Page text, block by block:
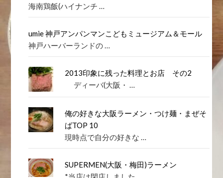
海南鶏飯(ハイナンチ …
umie 神戸アンパンマンこどもミュージアム＆モール
神戸ハーバーランドの …
2013印象に残った料理とお店 その2
ディーバ(大阪・ …
俺の好きな大阪ラーメン・つけ麺・まぜそ
ばTOP 10
現時点で自分の好きな …
SUPERMEN(大阪・梅田)ラーメン